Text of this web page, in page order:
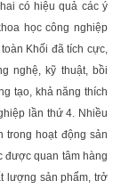
có hiệu quả các ý
học công nghiệp
Khối đã tích cực,
nghệ, kỹ thuật, bồi
tạo, khả năng thích
lần thứ 4. Nhiều
trong hoạt động sản
được quan tâm hàng
lượng sản phẩm, trở